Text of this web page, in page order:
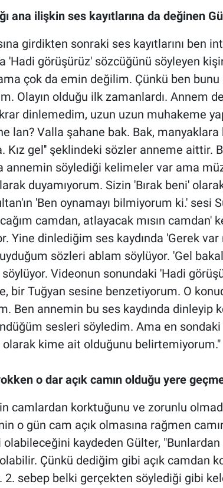
ana ilişkin ses kayıtlarına da değinen
girdikten sonraki ses kayıtlarını ben
'Hadi görüşürüz' sözcüğünü söyleyen
çok da emin değilim. Çünkü ben
Olayın olduğu ilk zamanlardı. Annem
dinlemedim, uzun uzun muhakeme
lan? Valla şahane bak. Bak, manyaklara
Kız gel'' şeklindeki sözler anneme aittir.
annemin söylediği kelimeler var ama
duyamıyorum. Sizin 'Bırak beni'
'Ben oynamayı bilmiyorum ki.' sesi
camdan, atlayacak mısın camdan'
Yine dinlediğim ses kaydında 'Gerek var
sözleri ablam söylüyor. 'Gel
Videonun sonundaki 'Hadi
bir Tuğyan sesine benzetiyorum. O
Ben annemin bu ses kaydında dinleyip
sesleri söyledim. Ama en
kime ait olduğunu belirtemiyorum."
o dar açık camın olduğu yere
camlardan korktuğunu ve zorunlu
o gün cam açık olmasına rağmen
kaydeden Gülter, "Bunlardan
Çünkü dediğim gibi açık camdan
sebep belki gerçekten söylediği gibi